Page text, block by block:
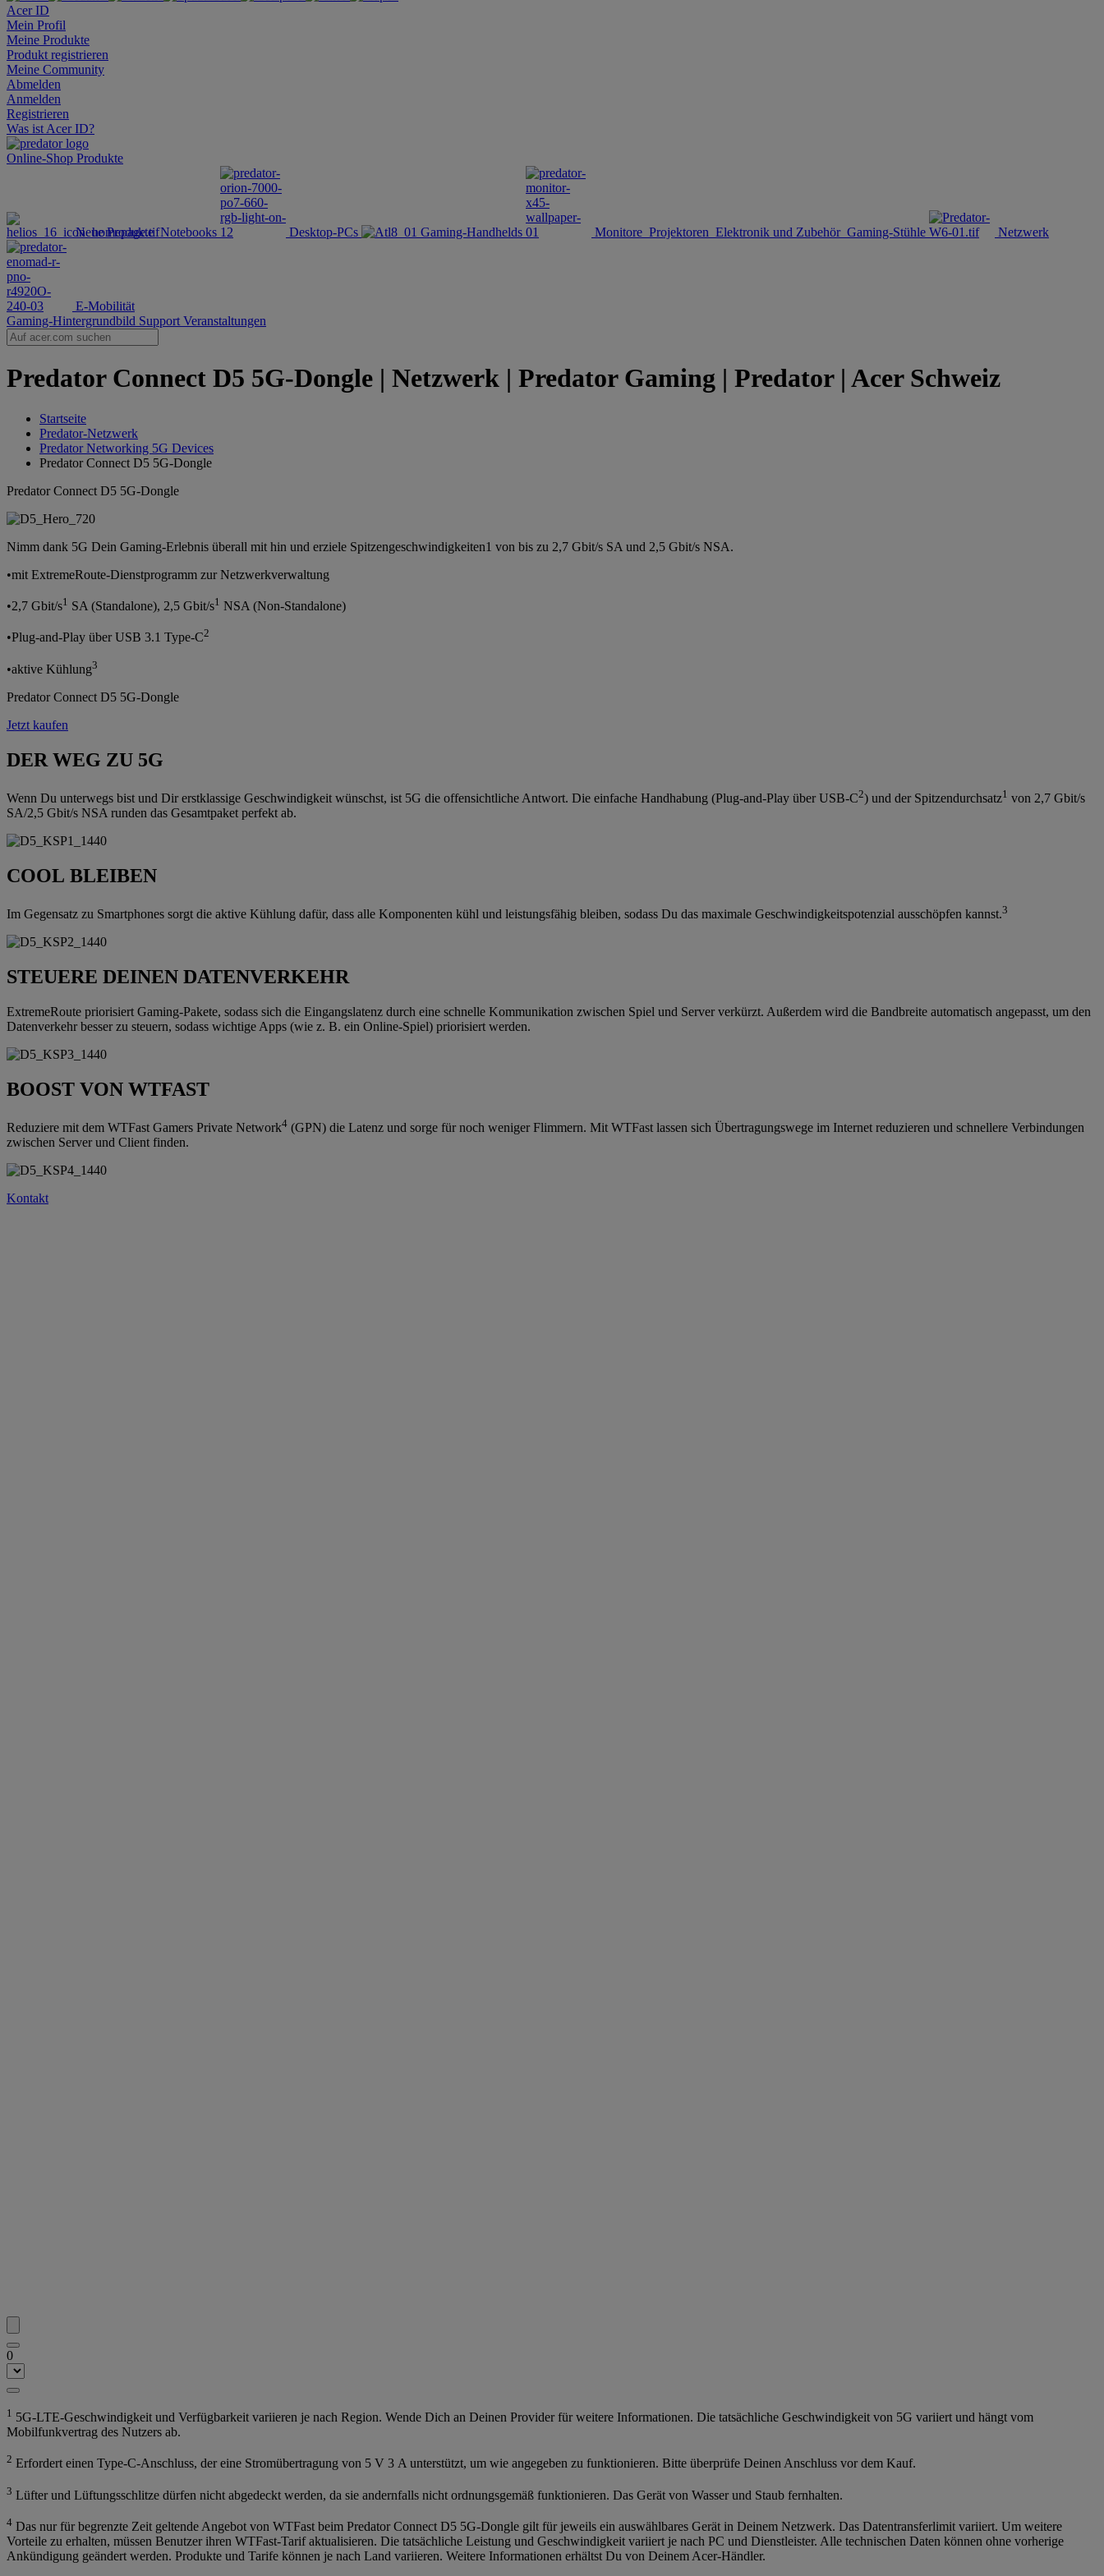
Acer ID
Mein Profil
Meine Produkte
Produkt registrieren
Meine Community
Abmelden
Anmelden
Registrieren
Was ist Acer ID?
Online-Shop Produkte
Neue Produkte Notebooks Desktop-PCs Gaming-Handhelds Monitore Projektoren Elektronik und Zubehör Gaming-Stühle Netzwerk
E-Mobilität
Gaming-Hintergrundbild Support Veranstaltungen
Predator Connect D5 5G-Dongle | Netzwerk | Predator Gaming | Predator | Acer Schweiz
Startseite
Predator-Netzwerk
Predator Networking 5G Devices
Predator Connect D5 5G-Dongle
Predator Connect D5 5G-Dongle
Nimm dank 5G Dein Gaming-Erlebnis überall mit hin und erziele Spitzengeschwindigkeiten1 von bis zu 2,7 Gbit/s SA und 2,5 Gbit/s NSA.
•mit ExtremeRoute-Dienstprogramm zur Netzwerkverwaltung
•2,7 Gbit/s1 SA (Standalone), 2,5 Gbit/s1 NSA (Non-Standalone)
•Plug-and-Play über USB 3.1 Type-C2
•aktive Kühlung3
Predator Connect D5 5G-Dongle
Jetzt kaufen
DER WEG ZU 5G
Wenn Du unterwegs bist und Dir erstklassige Geschwindigkeit wünschst, ist 5G die offensichtliche Antwort. Die einfache Handhabung (Plug-and-Play über USB-C2) und der Spitzendurchsatz1 von 2,7 Gbit/s
SA/2,5 Gbit/s NSA runden das Gesamtpaket perfekt ab.
COOL BLEIBEN
Im Gegensatz zu Smartphones sorgt die aktive Kühlung dafür, dass alle Komponenten kühl und leistungsfähig bleiben, sodass Du das maximale Geschwindigkeitspotenzial ausschöpfen kannst.3
STEUERE DEINEN DATENVERKEHR
ExtremeRoute priorisiert Gaming-Pakete, sodass sich die Eingangslatenz durch eine schnelle Kommunikation zwischen Spiel und Server verkürzt. Außerdem wird die Bandbreite automatisch angepasst, um den
Datenverkehr besser zu steuern, sodass wichtige Apps (wie z. B. ein Online-Spiel) priorisiert werden.
BOOST VON WTFAST
Reduziere mit dem WTFast Gamers Private Network4 (GPN) die Latenz und sorge für noch weniger Flimmern. Mit WTFast lassen sich Übertragungswege im Internet reduzieren und schnellere Verbindungen
zwischen Server und Client finden.
Kontakt
0
1 5G-LTE-Geschwindigkeit und Verfügbarkeit variieren je nach Region. Wende Dich an Deinen Provider für weitere Informationen. Die tatsächliche Geschwindigkeit von 5G variiert und hängt vom
Mobilfunkvertrag des Nutzers ab.
2 Erfordert einen Type-C-Anschluss, der eine Stromübertragung von 5 V 3 A unterstützt, um wie angegeben zu funktionieren. Bitte überprüfe Deinen Anschluss vor dem Kauf.
3 Lüfter und Lüftungsschlitze dürfen nicht abgedeckt werden, da sie andernfalls nicht ordnungsgemäß funktionieren. Das Gerät von Wasser und Staub fernhalten.
4 Das nur für begrenzte Zeit geltende Angebot von WTFast beim Predator Connect D5 5G-Dongle gilt für jeweils ein auswählbares Gerät in Deinem Netzwerk. Das Datentransferlimit variiert. Um weitere
Vorteile zu erhalten, müssen Benutzer ihren WTFast-Tarif aktualisieren. Die tatsächliche Leistung und Geschwindigkeit variiert je nach PC und Dienstleister. Alle technischen Daten können ohne vorherige
Ankündigung geändert werden. Produkte und Tarife können je nach Land variieren. Weitere Informationen erhältst Du von Deinem Acer-Händler.